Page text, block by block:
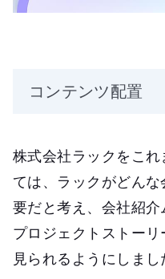
コンテンツ配置
株式会社ラックをこ
ては、ラックがどん
要だと考え、会社紹
プロジェクトストー
見られるようにしまし